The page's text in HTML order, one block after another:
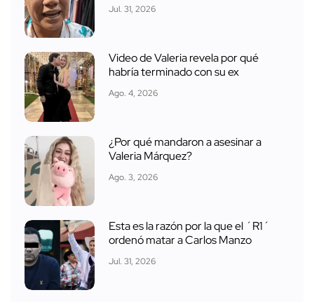
Jul. 31, 2026
Video de Valeria revela por qué
habría terminado con su ex
Ago. 4, 2026
¿Por qué mandaron a asesinar a
Valeria Márquez?
Ago. 3, 2026
Esta es la razón por la que el ´R1´
ordenó matar a Carlos Manzo
Jul. 31, 2026